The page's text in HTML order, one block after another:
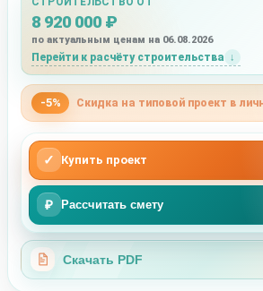
8 920 000 ₽
по актуальным ценам на 06.08.2026
Перейти к расчёту строительства
-5% Скидка на типовой проект в
✓ Купить проект
₽ Рассчитать смету
Скачать PDF